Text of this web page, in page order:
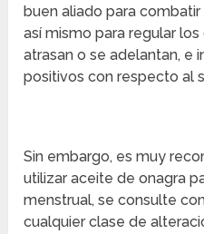
buen aliado para
así mismo para regular
atrasan o se adelantan, e
positivos con respecto al
Sin embargo, es muy
utilizar aceite de onagra
menstrual, se consulte
cualquier clase de